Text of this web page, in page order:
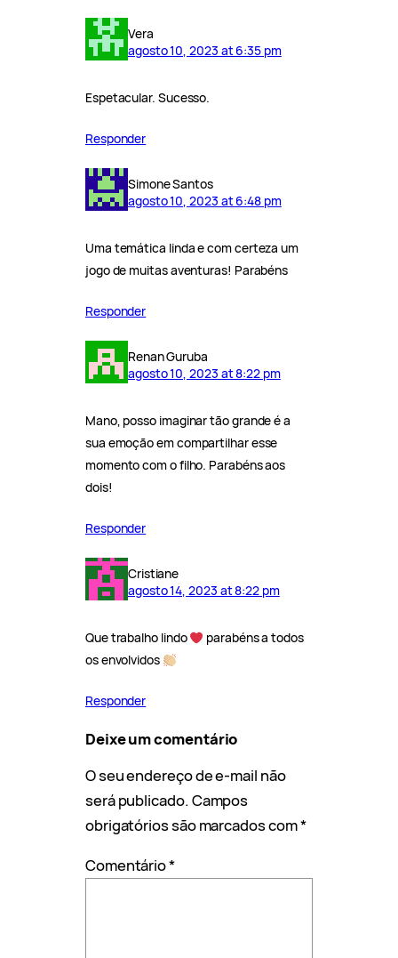
Vera
agosto 10, 2023 at 6:35 pm
Espetacular. Sucesso.
Responder
Simone Santos
agosto 10, 2023 at 6:48 pm
Uma temática linda e com certeza um
jogo de muitas aventuras! Parabéns
Responder
Renan Guruba
agosto 10, 2023 at 8:22 pm
Mano, posso imaginar tão grande é a
sua emoção em compartilhar esse
momento com o filho. Parabéns aos
dois!
Responder
Cristiane
agosto 14, 2023 at 8:22 pm
Que trabalho lindo
parabéns a todos
os envolvidos
Responder
Deixe um comentário
O seu endereço de e-mail não
será publicado. Campos
obrigatórios são marcados com*
Comentário*